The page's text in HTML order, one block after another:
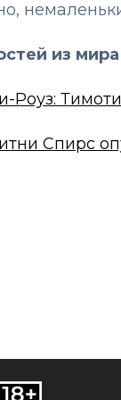
из
Роуз:
Спирс